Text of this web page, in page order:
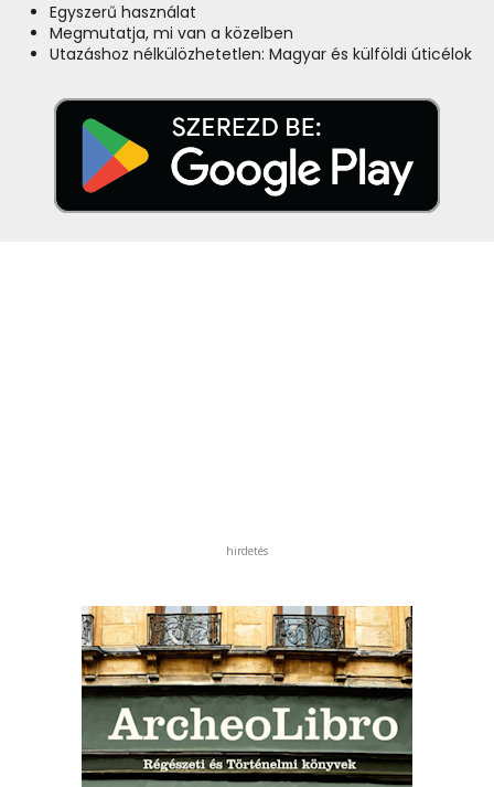
Egyszerű használat
Megmutatja, mi van a közelben
Utazáshoz nélkülözhetetlen: Magyar és külföldi úticélok
hirdetés